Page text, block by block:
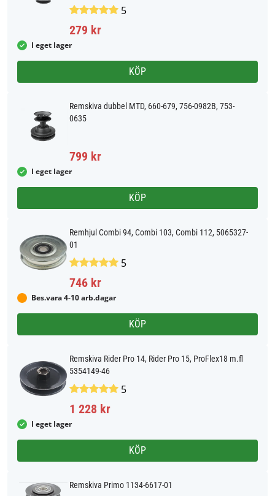
5
279 kr
I eget lager
KÖP
Remskiva dubbel MTD, 660-679, 756-0982B, 753-
0635
799 kr
I eget lager
KÖP
Remhjul Combi 94, Combi 103, Combi 112, 5065327-
01
5
746 kr
Bes.vara 4-10 arb.dagar
KÖP
Remskiva Rider Pro 14, Rider Pro 15, ProFlex18 m.fl
5354149-46
5
1 228 kr
I eget lager
KÖP
Remskiva Primo 1134-6617-01